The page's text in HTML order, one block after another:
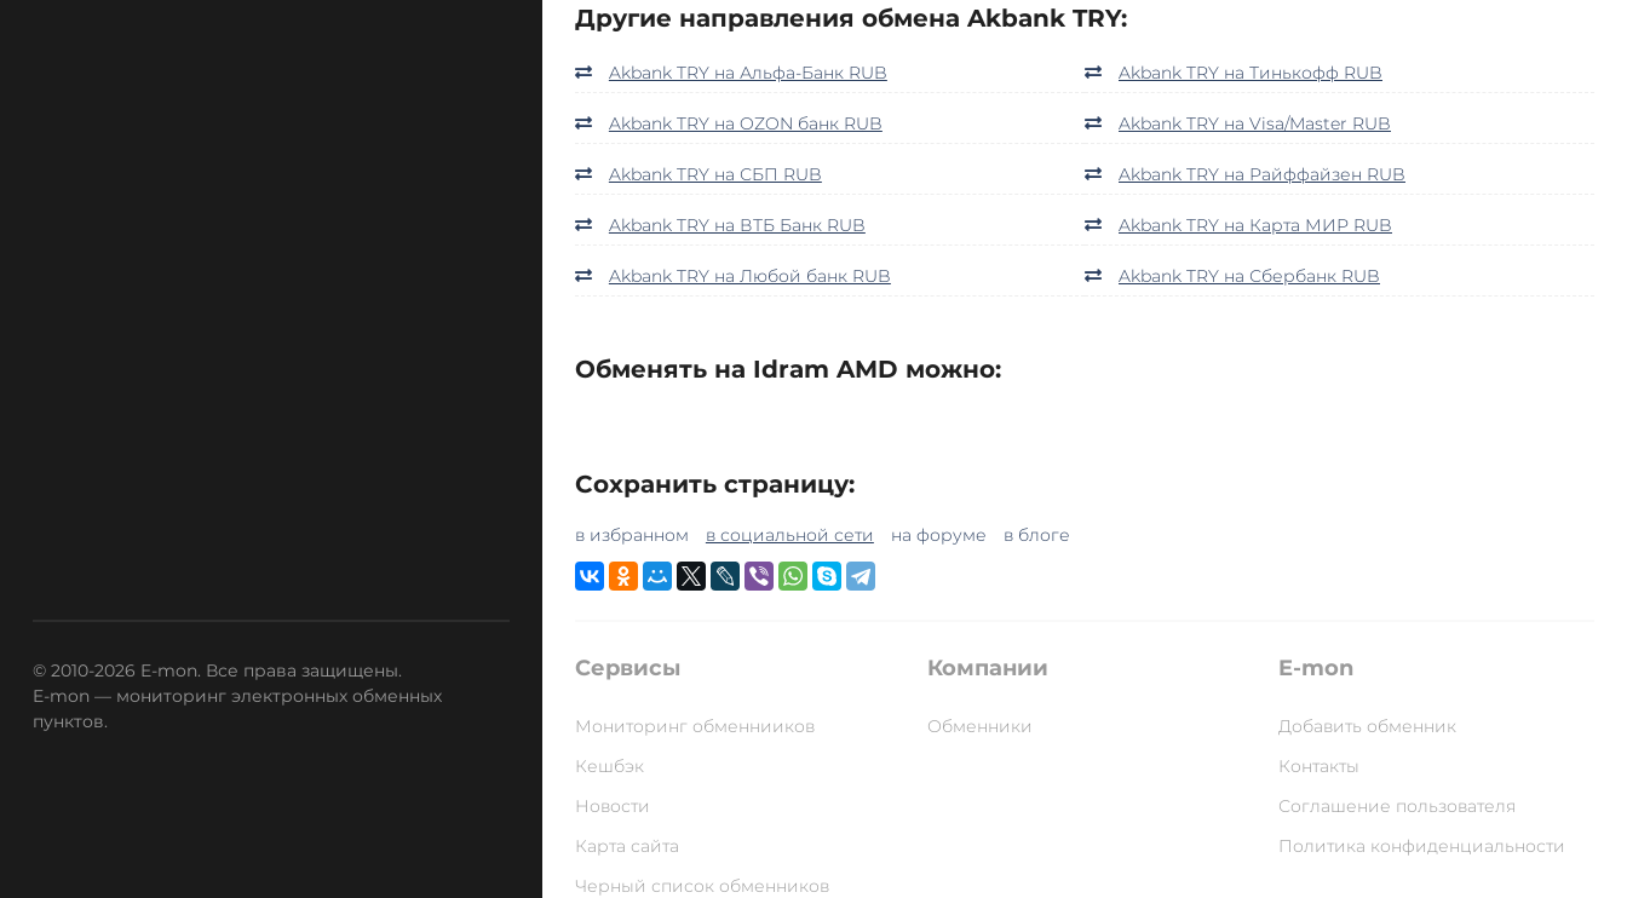
Другие направления обмена Akbank TRY:
Akbank TRY на Альфа-Банк RUB Akbank TRY на Тинькофф RUB
Akbank TRY на OZON банк RUB Akbank TRY на Visa/Master RUB
Akbank TRY на СБП RUB Akbank TRY на Райффайзен RUB
Akbank TRY на ВТБ Банк RUB Akbank TRY на Карта МИР RUB
Akbank TRY на Любой банк RUB Akbank TRY на Сбербанк RUB
Обменять на Idram AMD можно:
Сохранить страницу:
в избранном в социальной сети на форуме в блоге
© 2010-2026 E-mon. Все права защищены.
E-mon — мониторинг электронных обменных
пунктов.
Сервисы
Мониторинг обменнииков
Кешбэк
Новости
Карта сайта
Черный список обменников
Компании
Обменники
E-mon
Добавить обменник
Контакты
Соглашение пользователя
Политика конфиденциальности